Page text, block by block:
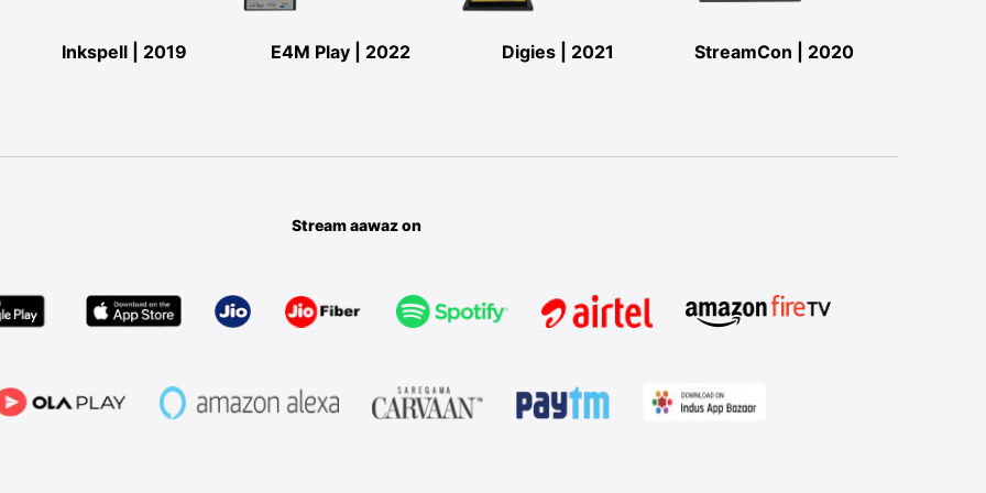
Inkspell | 2019 E4M Play | 2022 Digies | 2021 StreamCon | 2020
Stream aawaz on